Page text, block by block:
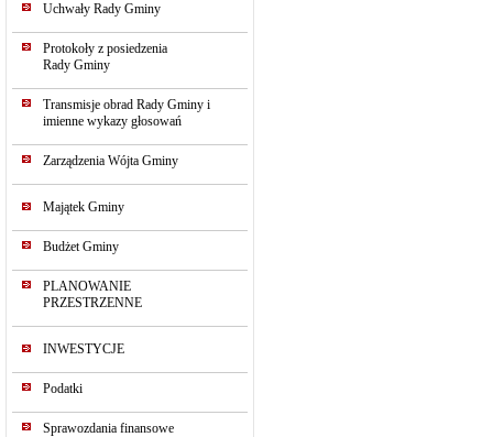
Uchwały Rady Gminy
Protokoły z posiedzenia
Rady Gminy
Transmisje obrad Rady Gminy i
imienne wykazy głosowań
Zarządzenia Wójta Gminy
Majątek Gminy
Budżet Gminy
PLANOWANIE
PRZESTRZENNE
INWESTYCJE
Podatki
Sprawozdania finansowe